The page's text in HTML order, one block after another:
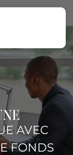
AVEC
FONDS